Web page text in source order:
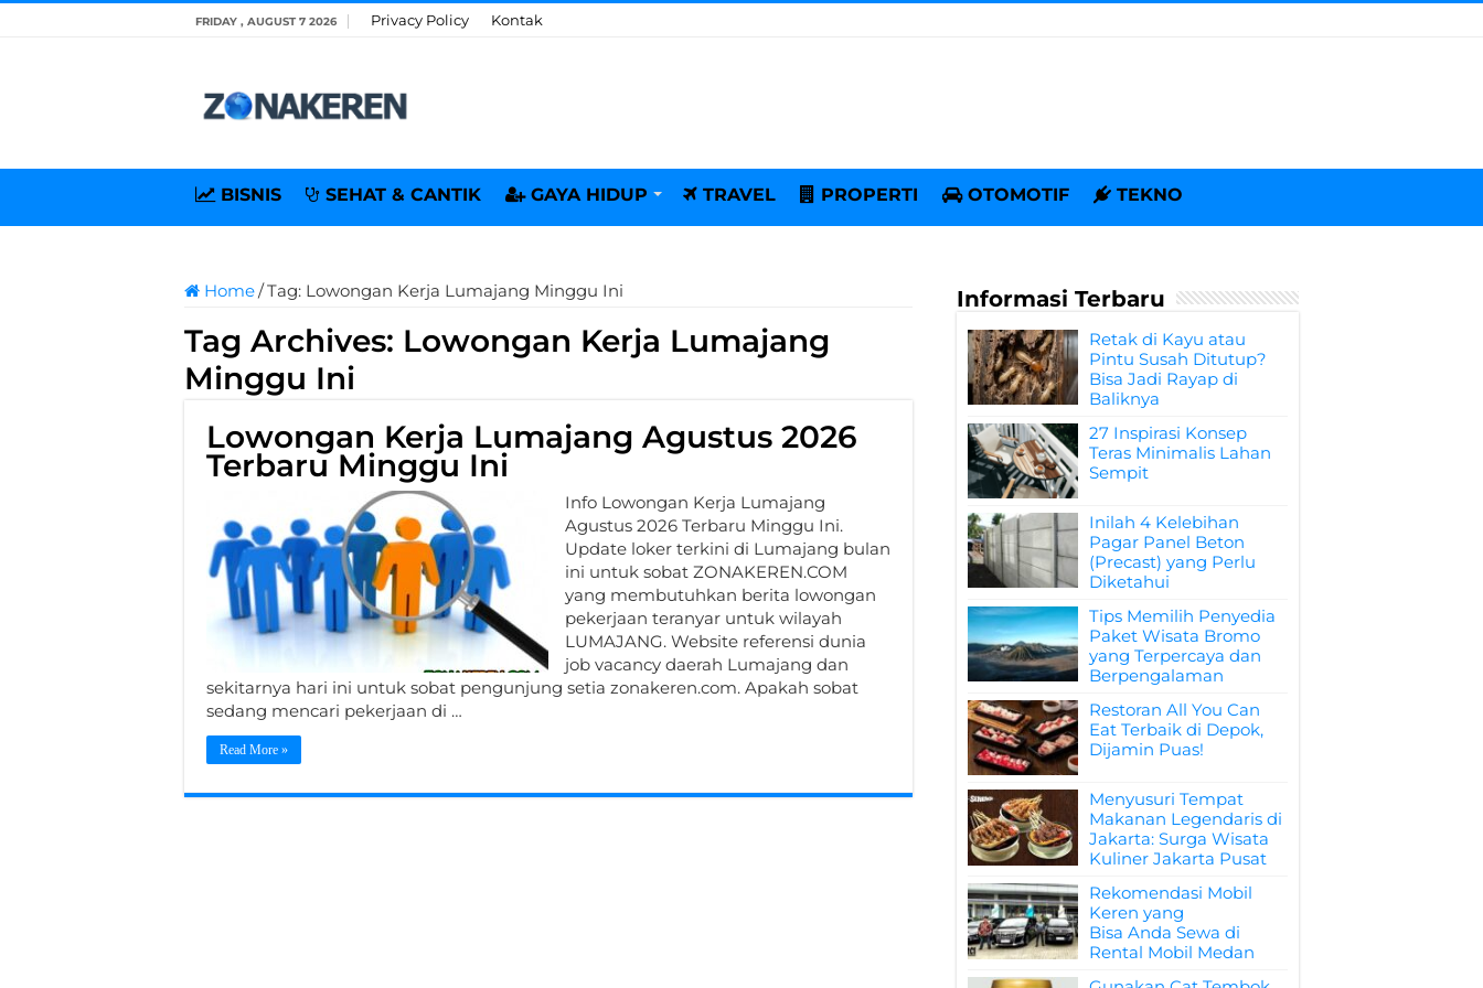
FRIDAY , AUGUST 7 2026 Privacy Policy Kontak
BISNIS SEHAT & CANTIK GAYA HIDUP TRAVEL PROPERTI OTOMOTIF TEKNO
Home/Tag: Lowongan Kerja Lumajang Minggu Ini
Tag Archives: Lowongan Kerja Lumajang
Minggu Ini
Lowongan Kerja Lumajang Agustus 2026
Terbaru Minggu Ini
Info Lowongan Kerja Lumajang
Agustus 2026 Terbaru Minggu Ini.
Update loker terkini di Lumajang bulan
ini untuk sobat ZONAKEREN.COM
yang membutuhkan berita lowongan
pekerjaan teranyar untuk wilayah
LUMAJANG. Website referensi dunia
job vacancy daerah Lumajang dan
sekitarnya hari ini untuk sobat pengunjung setia zonakeren.com. Apakah sobat
sedang mencari pekerjaan di …
Read More »
Informasi Terbaru
Retak di Kayu atau
Pintu Susah Ditutup?
Bisa Jadi Rayap di
Baliknya
27 Inspirasi Konsep
Teras Minimalis Lahan
Sempit
Inilah 4 Kelebihan
Pagar Panel Beton
(Precast) yang Perlu
Diketahui
Tips Memilih Penyedia
Paket Wisata Bromo
yang Terpercaya dan
Berpengalaman
Restoran All You Can
Eat Terbaik di Depok,
Dijamin Puas!
Menyusuri Tempat
Makanan Legendaris di
Jakarta: Surga Wisata
Kuliner Jakarta Pusat
Rekomendasi Mobil
Keren yang
Bisa Anda Sewa di
Rental Mobil Medan